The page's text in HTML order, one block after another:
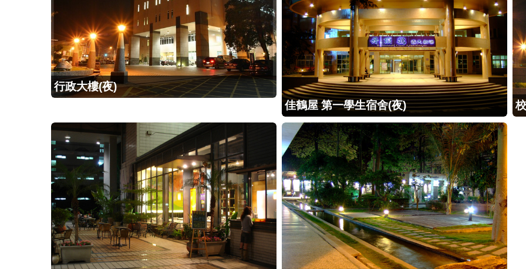
行政大樓(夜)
佳鶴屋 第一學生宿舍(夜)